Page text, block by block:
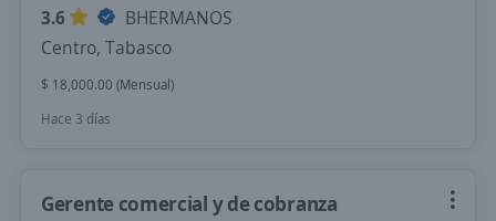
3.6
BHERMANOS
Centro, Tabasco
$ 18,000.00 (Mensual)
Hace 3 días
Gerente comercial y de cobranza